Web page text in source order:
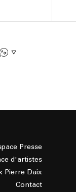
Presse
d'artistes
Pierre Daix
Contact